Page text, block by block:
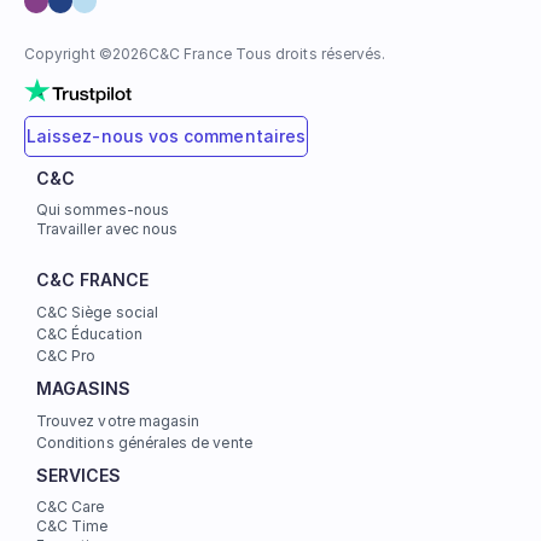
C&C
Qui sommes-nous
Travailler avec nous
C&C FRANCE
C&C Siège social
C&C Éducation
C&C Pro
MAGASINS
Trouvez votre magasin
Conditions générales de vente
SERVICES
C&C Care
C&C Time
Copyright ©2026C&C France Tous droits réservés.
Laissez-nous vos commentaires